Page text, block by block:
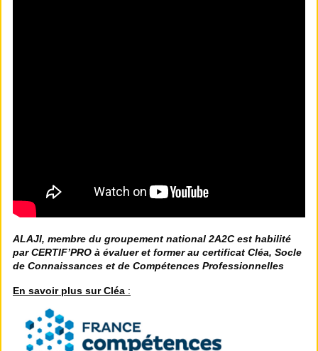
ALAJI, membre du groupement national 2A2C est habilité
par CERTIF’PRO à évaluer et former au certificat Cléa, Socle
de Connaissances et de Compétences Professionnelles
En savoir plus sur Cléa :